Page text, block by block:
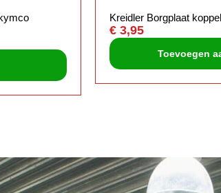
Kreidler Borgplaat
€ 3,95
Toevoegen